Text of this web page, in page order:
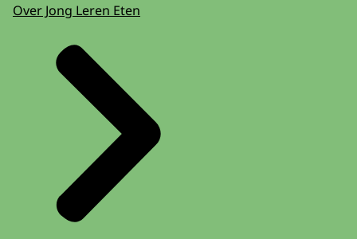
Over Jong Leren Eten